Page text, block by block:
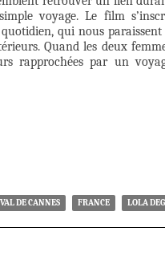
voyage. Le film
qui nous paraissent
Quand les deux
rapprochées par un
DE CANNES FRANCE LOLA